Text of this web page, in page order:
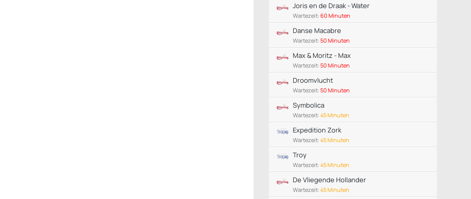
Joris en de Draak - Water
Wartezeit: 60 Minuten
Danse Macabre
Wartezeit: 50 Minuten
Max & Moritz - Max
Wartezeit: 50 Minuten
Droomvlucht
Wartezeit: 50 Minuten
Symbolica
Wartezeit: 45 Minuten
Expedition Zork
Wartezeit: 45 Minuten
Troy
Wartezeit: 45 Minuten
De Vliegende Hollander
Wartezeit: 45 Minuten